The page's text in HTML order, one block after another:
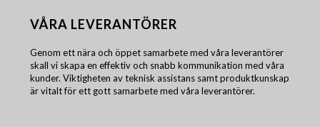
VÅRA LEVERANTÖRER
Genom ett nära och öppet samarbete med våra leverantörer
skall vi skapa en effektiv och snabb kommunikation med våra
kunder. Viktigheten av teknisk assistans samt produktkunskap
är vitalt för ett gott samarbete med våra leverantörer.